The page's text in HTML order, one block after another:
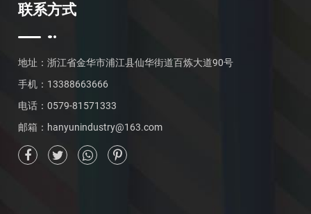
联系方式
地址：浙江省金华市浦江县仙华街道百炼大道90号
手机：13388663666
电话：0579-81571333
邮箱： hanyunindustry@163.com